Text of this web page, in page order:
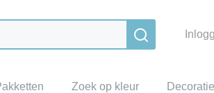
Zoek op kleur Decoratie